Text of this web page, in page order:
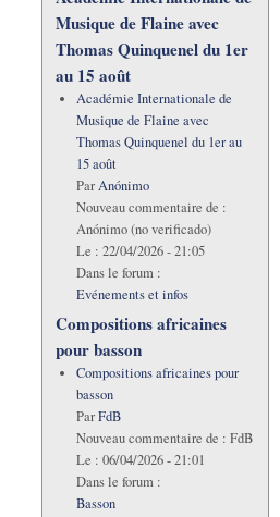
Musique de Flaine avec
Thomas Quinquenel du 1er
au 15 août
Académie Internationale de
Musique de Flaine avec
Thomas Quinquenel du 1er au
15 août
ParAnónimo
Nouveau commentaire de :
Anónimo (no verificado)
Le : 22/04/2026 - 21:05
Dans le forum :
Evénements et infos
Compositions africaines
pour basson
Compositions africaines pour
basson
ParFdB
Nouveau commentaire de : FdB
Le : 06/04/2026 - 21:01
Dans le forum :
Basson